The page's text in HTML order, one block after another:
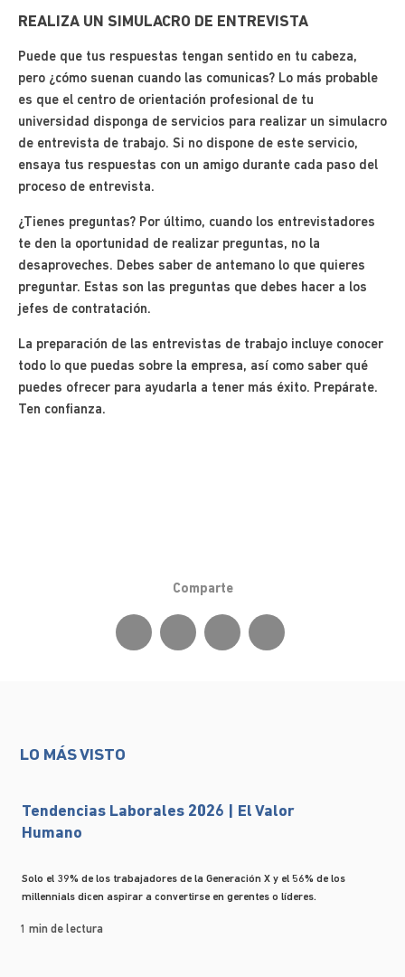
REALIZA UN SIMULACRO DE ENTREVISTA
Puede que tus respuestas tengan sentido en tu cabeza,
pero ¿cómo suenan cuando las comunicas? Lo más probable
es que el centro de orientación profesional de tu
universidad disponga de servicios para realizar un simulacro
de entrevista de trabajo. Si no dispone de este servicio,
ensaya tus respuestas con un amigo durante cada paso del
proceso de entrevista.
¿Tienes preguntas? Por último, cuando los entrevistadores
te den la oportunidad de realizar preguntas, no la
desaproveches. Debes saber de antemano lo que quieres
preguntar. Estas son las preguntas que debes hacer a los
jefes de contratación.
La preparación de las entrevistas de trabajo incluye conocer
todo lo que puedas sobre la empresa, así como saber qué
puedes ofrecer para ayudarla a tener más éxito. Prepárate.
Ten confianza.
Comparte
LO MÁS VISTO
Tendencias Laborales 2026 | El Valor
Humano
Solo el 39% de los trabajadores de la Generación X y el 56% de los
millennials dicen aspirar a convertirse en gerentes o líderes.
1 min de lectura